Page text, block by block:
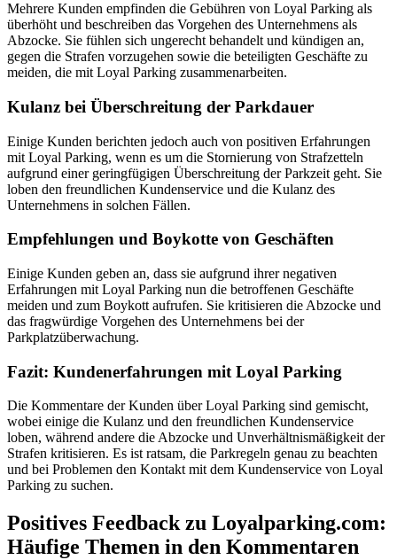
Mehrere Kunden empfinden die Gebühren von Loyal Parking als
überhöht und beschreiben das Vorgehen des Unternehmens als
Abzocke. Sie fühlen sich ungerecht behandelt und kündigen an,
gegen die Strafen vorzugehen sowie die beteiligten Geschäfte zu
meiden, die mit Loyal Parking zusammenarbeiten.
Kulanz bei Überschreitung der Parkdauer
Einige Kunden berichten jedoch auch von positiven Erfahrungen
mit Loyal Parking, wenn es um die Stornierung von Strafzetteln
aufgrund einer geringfügigen Überschreitung der Parkzeit geht. Sie
loben den freundlichen Kundenservice und die Kulanz des
Unternehmens in solchen Fällen.
Empfehlungen und Boykotte von Geschäften
Einige Kunden geben an, dass sie aufgrund ihrer negativen
Erfahrungen mit Loyal Parking nun die betroffenen Geschäfte
meiden und zum Boykott aufrufen. Sie kritisieren die Abzocke und
das fragwürdige Vorgehen des Unternehmens bei der
Parkplatzüberwachung.
Fazit: Kundenerfahrungen mit Loyal Parking
Die Kommentare der Kunden über Loyal Parking sind gemischt,
wobei einige die Kulanz und den freundlichen Kundenservice
loben, während andere die Abzocke und Unverhältnismäßigkeit der
Strafen kritisieren. Es ist ratsam, die Parkregeln genau zu beachten
und bei Problemen den Kontakt mit dem Kundenservice von Loyal
Parking zu suchen.
Positives Feedback zu Loyalparking.com:
Häufige Themen in den Kommentaren